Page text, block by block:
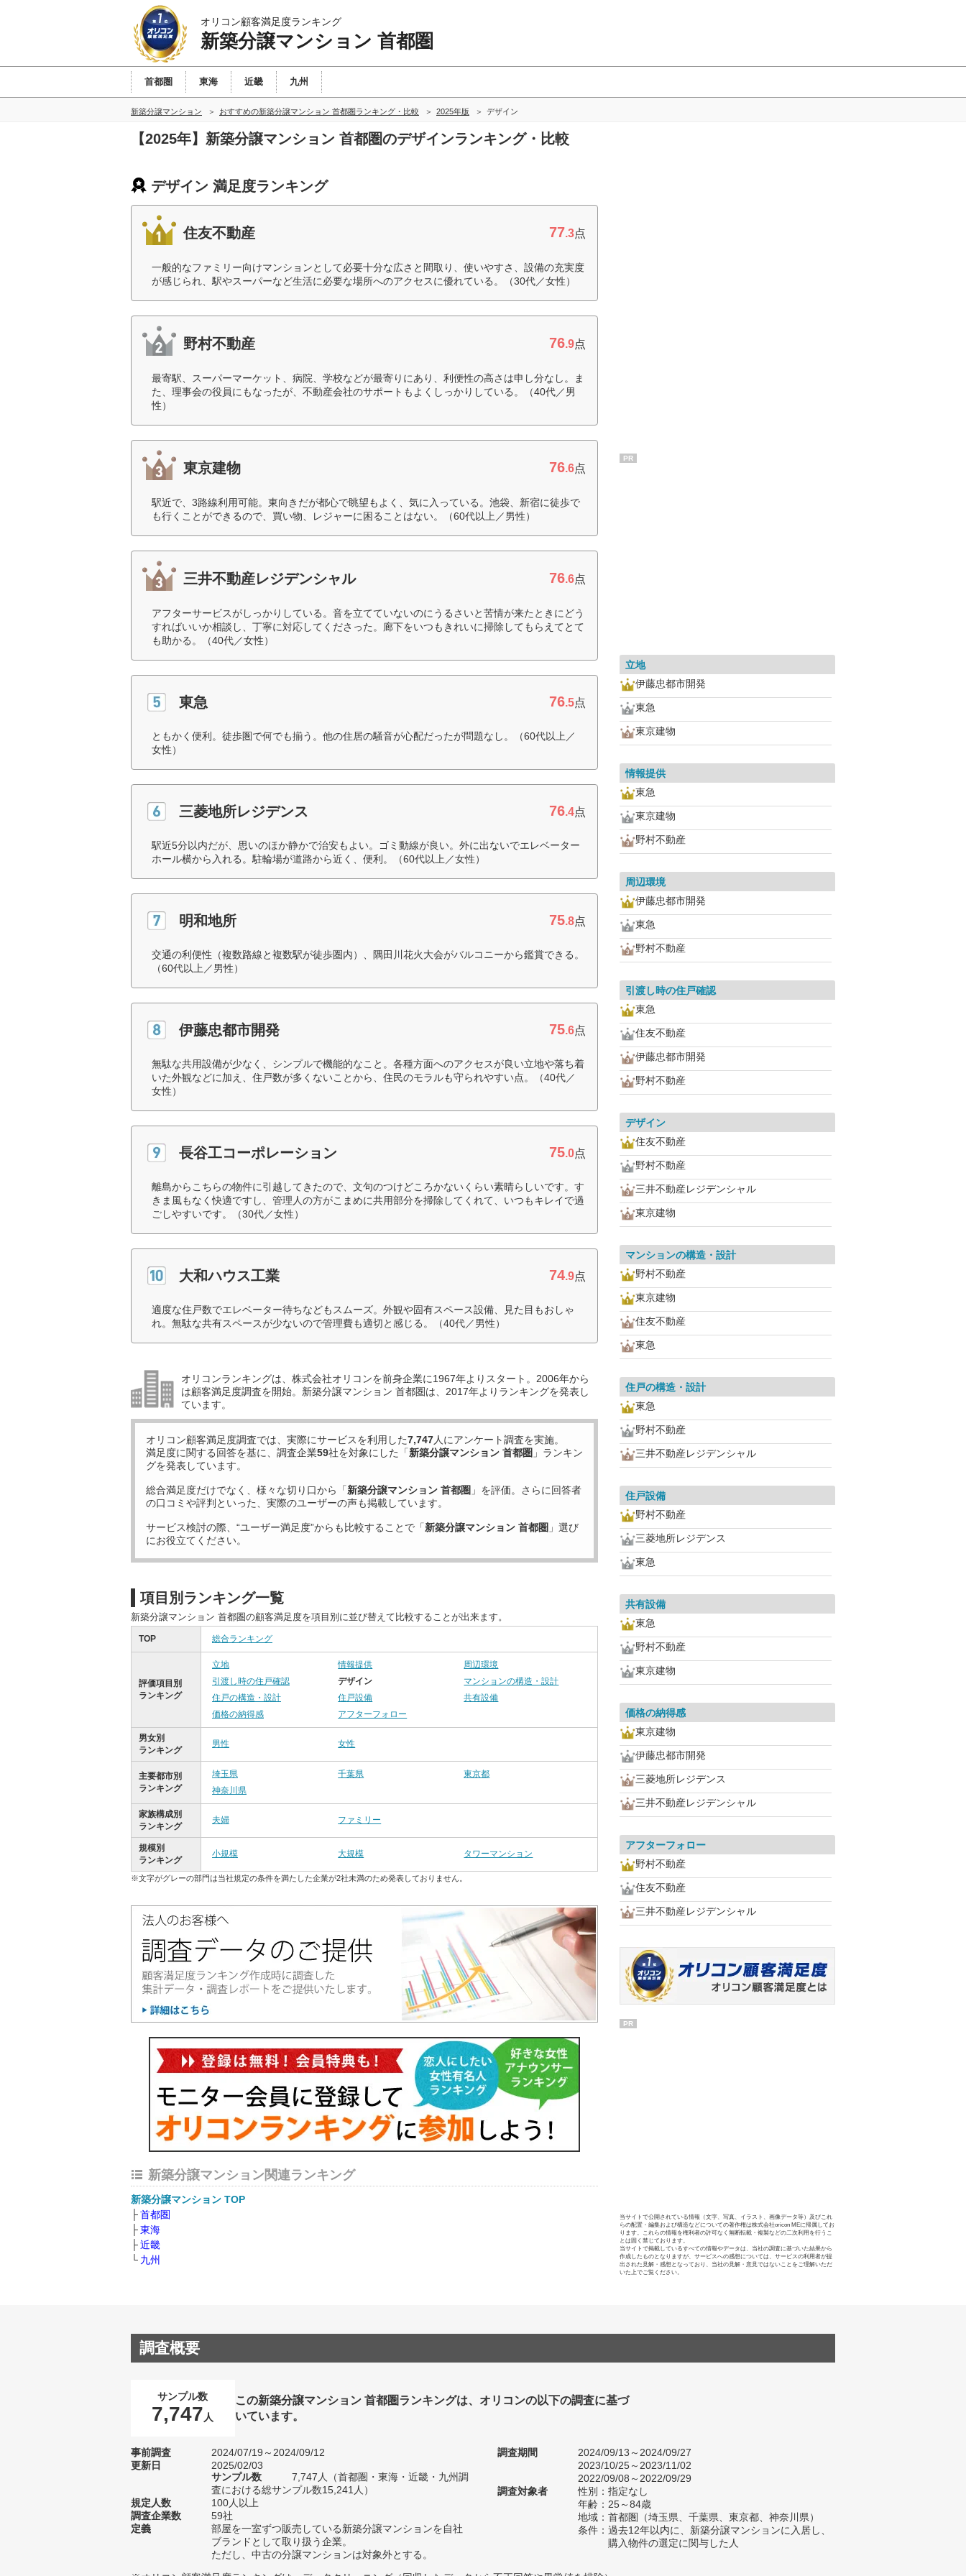
オリコン顧客満足度ランキング
新築分譲マンション 首都圏
首都圏 東海 近畿 九州
新築分譲マンション おすすめの新築分譲マンション 首都圏ランキング・比較 2025年版 デザイン
【2025年】新築分譲マンション 首都圏のデザインランキング・比較
デザイン 満足度ランキング
住友不動産 77.3点
一般的なファミリー向けマンションとして必要十分な広さと間取り、使いやすさ、設備の充実度
が感じられ、駅やスーパーなど生活に必要な場所へのアクセスに優れている。（30代／女性）
野村不動産 76.9点
最寄駅、スーパーマーケット、病院、学校などが最寄りにあり、利便性の高さは申し分なし。ま
た、理事会の役員にもなったが、不動産会社のサポートもよくしっかりしている。（40代／男
性）
東京建物 76.6点
駅近で、3路線利用可能。東向きだが都心で眺望もよく、気に入っている。池袋、新宿に徒歩で
も行くことができるので、買い物、レジャーに困ることはない。（60代以上／男性）
三井不動産レジデンシャル 76.6点
アフターサービスがしっかりしている。音を立てていないのにうるさいと苦情が来たときにどう
すればいいか相談し、丁寧に対応してくださった。廊下をいつもきれいに掃除してもらえてとて
も助かる。（40代／女性）
東急 76.5点
ともかく便利。徒歩圏で何でも揃う。他の住居の騒音が心配だったが問題なし。（60代以上／
女性）
三菱地所レジデンス 76.4点
駅近5分以内だが、思いのほか静かで治安もよい。ゴミ動線が良い。外に出ないでエレベーター
ホール横から入れる。駐輪場が道路から近く、便利。（60代以上／女性）
明和地所 75.8点
交通の利便性（複数路線と複数駅が徒歩圏内）、隅田川花火大会がバルコニーから鑑賞できる。
（60代以上／男性）
伊藤忠都市開発 75.6点
無駄な共用設備が少なく、シンプルで機能的なこと。各種方面へのアクセスが良い立地や落ち着
いた外観などに加え、住戸数が多くないことから、住民のモラルも守られやすい点。（40代／
女性）
長谷工コーポレーション 75.0点
離島からこちらの物件に引越してきたので、文句のつけどころかないくらい素晴らしいです。す
きま風もなく快適ですし、管理人の方がこまめに共用部分を掃除してくれて、いつもキレイで過
ごしやすいです。（30代／女性）
大和ハウス工業 74.9点
適度な住戸数でエレベーター待ちなどもスムーズ。外観や固有スペース設備、見た目もおしゃ
れ。無駄な共有スペースが少ないので管理費も適切と感じる。（40代／男性）
オリコンランキングは、株式会社オリコンを前身企業に1967年よりスタート。2006年から
は顧客満足度調査を開始。新築分譲マンション 首都圏は、2017年よりランキングを発表し
ています。
オリコン顧客満足度調査では、実際にサービスを利用した7,747人にアンケート調査を実施。
満足度に関する回答を基に、調査企業59社を対象にした「新築分譲マンション 首都圏 」ランキン
グを発表しています。
総合満足度だけでなく、様々な切り口から「新築分譲マンション 首都圏 」を評価。さらに回答者
の口コミや評判といった、実際のユーザーの声も掲載しています。
サービス検討の際、“ユーザー満足度”からも比較することで「新築分譲マンション 首都圏 」選び
にお役立てください。
項目別ランキング一覧
新築分譲マンション 首都圏の顧客満足度を項目別に並び替えて比較することが出来ます。
TOP 総合ランキング
評価項目別
ランキング
立地 情報提供
周辺環境
引渡し時の住戸確認
デザイン
マンションの構造・設計
住戸の構造・設計
住戸設備
共有設備
価格の納得感
アフターフォロー
男女別
ランキング
男性 女性
主要都市別
ランキング
埼玉県 千葉県
東京都
神奈川県
家族構成別
ランキング
夫婦 ファミリー
規模別
ランキング
小規模 大規模 タワーマンション
※文字がグレーの部門は当社規定の条件を満たした企業が2社未満のため発表しておりません。
新築分譲マンション関連ランキング
新築分譲マンション TOP
首都圏
東海
近畿
九州
PR
立地
伊藤忠都市開発
東急
東京建物
情報提供
東急
東京建物
野村不動産
周辺環境
伊藤忠都市開発
東急
野村不動産
引渡し時の住戸確認
東急
住友不動産
伊藤忠都市開発
野村不動産
デザイン
住友不動産
野村不動産
三井不動産レジデンシャル
東京建物
マンションの構造・設計
野村不動産
東京建物
住友不動産
東急
住戸の構造・設計
東急
野村不動産
三井不動産レジデンシャル
住戸設備
野村不動産
三菱地所レジデンス
東急
共有設備
東急
野村不動産
東京建物
価格の納得感
東京建物
伊藤忠都市開発
三菱地所レジデンス
三井不動産レジデンシャル
アフターフォロー
野村不動産
住友不動産
三井不動産レジデンシャル
PR
当サイトで公開されている情報（文字、写真、イラスト、画像データ等）及びこれ
らの配置・編集および構造などについての著作権は株式会社oricon MEに帰属してお
ります。これらの情報を権利者の許可なく無断転載・複製などの二次利用を行うこ
とは固く禁じております。
当サイトで掲載しているすべての情報やデータは、当社の調査に基づいた結果から
作成したものとなりますが、サービスへの感想については、サービスの利用者が提
出された見解・感想となっており、当社の見解・意見ではないことをご理解いただ
いた上でご覧ください。
調査概要
サンプル数
7,747 人
この新築分譲マンション 首都圏ランキングは、オリコンの以下の調査に基づ
いています。
事前調査
2024/07/19～2024/09/12
更新日
2025/02/03
サンプル数
7,747人（首都圏・東海・近畿・九州調
査における総サンプル数15,241人）
規定人数
100人以上
調査企業数
59社
定義
部屋を一室ずつ販売している新築分譲マンションを自社
ブランドとして取り扱う企業。
ただし、中古の分譲マンションは対象外とする。
調査期間
2024/09/13～2024/09/27
2023/10/25～2023/11/02
2022/09/08～2022/09/29
調査対象者
性別：指定なし
年齢：25～84歳
地域：首都圏（埼玉県、千葉県、東京都、神奈川県）
条件：過去12年以内に、新築分譲マンションに入居し、
購入物件の選定に関与した人